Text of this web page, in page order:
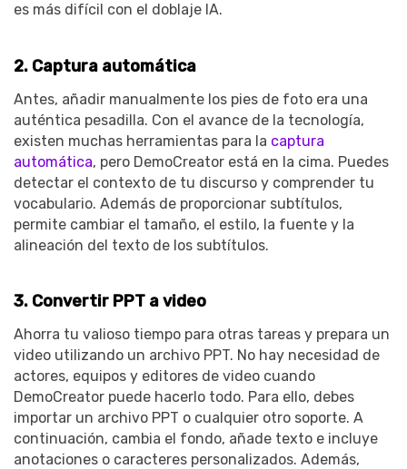
es más difícil con el doblaje IA.
2. Captura automática
Antes, añadir manualmente los pies de foto era una
auténtica pesadilla. Con el avance de la tecnología,
existen muchas herramientas para la captura
automática, pero DemoCreator está en la cima. Puedes
detectar el contexto de tu discurso y comprender tu
vocabulario. Además de proporcionar subtítulos,
permite cambiar el tamaño, el estilo, la fuente y la
alineación del texto de los subtítulos.
3. Convertir PPT a video
Ahorra tu valioso tiempo para otras tareas y prepara un
video utilizando un archivo PPT. No hay necesidad de
actores, equipos y editores de video cuando
DemoCreator puede hacerlo todo. Para ello, debes
importar un archivo PPT o cualquier otro soporte. A
continuación, cambia el fondo, añade texto e incluye
anotaciones o caracteres personalizados. Además,